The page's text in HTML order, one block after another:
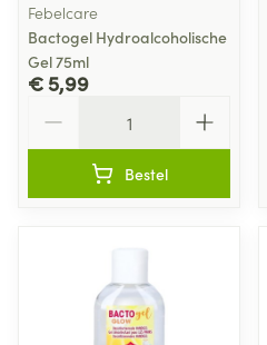
Febelcare
Bactogel Hydroalcoholische
Gel 75ml
€ 5,99
Bestel